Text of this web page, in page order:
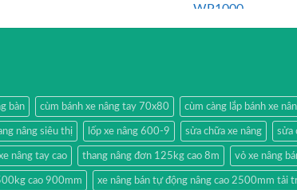
bàn cùm bánh xe nâng tay 70x80 cùm càng lắp bánh xe
nâng siêu thị lốp xe nâng 600-9 sửa chữa xe nâng sửa
nâng tay cao thang nâng đơn 125kg cao 8m vỏ xe nâng
cao 900mm xe nâng bán tự động nâng cao 2500mm tải